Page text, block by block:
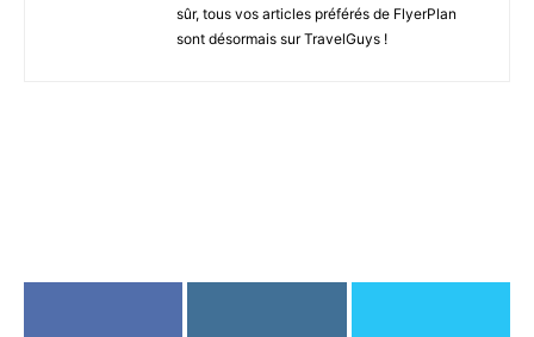
sûr, tous vos articles préférés de FlyerPlan
sont désormais sur TravelGuys !